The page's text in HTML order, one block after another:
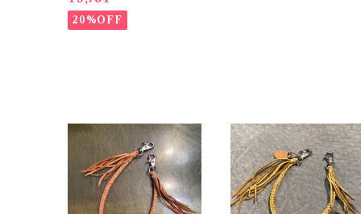
ウォレットロープ ゴール
ド 42cm 手編み 八つ編
み
20%OFF